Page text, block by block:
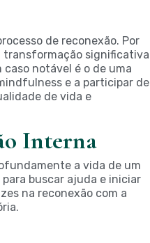
de reconexão. Por
transformação significativa
notável é o de uma
e a participar de
de vida e
Interna
a vida de um
buscar ajuda e iniciar
na reconexão com a